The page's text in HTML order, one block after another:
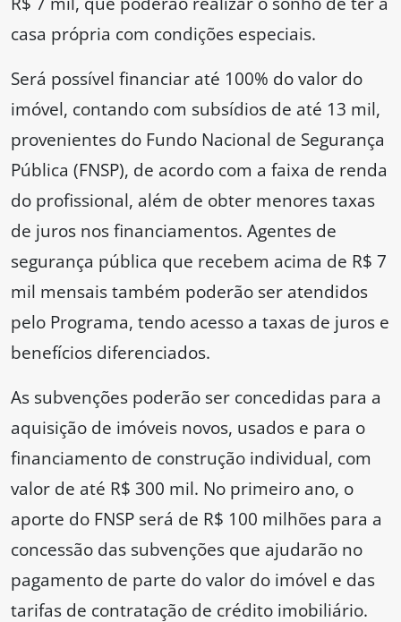
casa própria com condições especiais.
Será possível financiar até 100% do valor do
imóvel, contando com subsídios de até 13 mil,
provenientes do Fundo Nacional de Segurança
Pública (FNSP), de acordo com a faixa de renda
do profissional, além de obter menores taxas
de juros nos financiamentos. Agentes de
segurança pública que recebem acima de R$ 7
mil mensais também poderão ser atendidos
pelo Programa, tendo acesso a taxas de juros e
benefícios diferenciados.
As subvenções poderão ser concedidas para a
aquisição de imóveis novos, usados e para o
financiamento de construção individual, com
valor de até R$ 300 mil. No primeiro ano, o
aporte do FNSP será de R$ 100 milhões para a
concessão das subvenções que ajudarão no
pagamento de parte do valor do imóvel e das
tarifas de contratação de crédito imobiliário.